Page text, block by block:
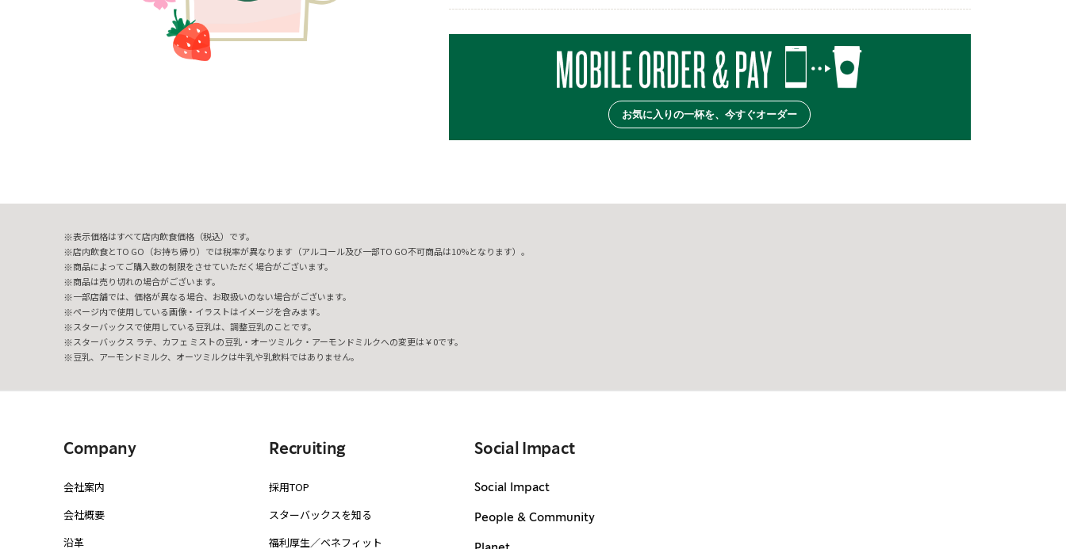
お気に入りの一杯を、今すぐオーダー
表示価格はすべて店内飲食価格（税込）です。
店内飲食とTO GO（お持ち帰り）では税率が異なります（アルコール及び一部TO GO不可商品は10%となります）。
商品によってご購入数の制限をさせていただく場合がございます。
商品は売り切れの場合がございます。
一部店舗では、価格が異なる場合、お取扱いのない場合がございます。
ページ内で使用している画像・イラストはイメージを含みます。
スターバックスで使用している豆乳は、調整豆乳のことです。
スターバックス ラテ、カフェ ミストの豆乳・オーツミルク・アーモンドミルクへの変更は￥0です。
豆乳、アーモンドミルク、オーツミルクは牛乳や乳飲料ではありません。
Company
会社案内
会社概要
沿革
Recruiting
採用TOP
スターバックスを知る
福利厚生／ベネフィット
Social Impact
Social Impact
People & Community